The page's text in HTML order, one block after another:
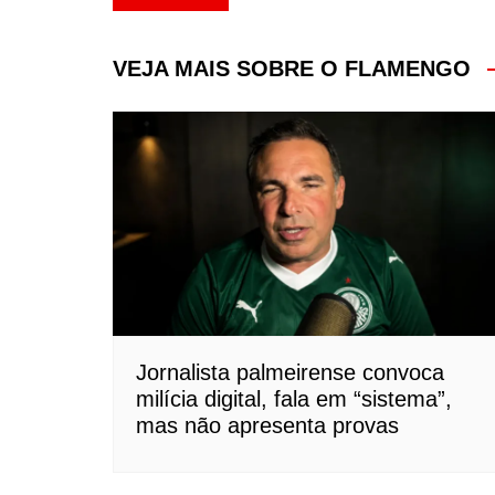
de
Post
VEJA MAIS SOBRE O FLAMENGO
Jornalista palmeirense convoca
milícia digital, fala em “sistema”,
mas não apresenta provas